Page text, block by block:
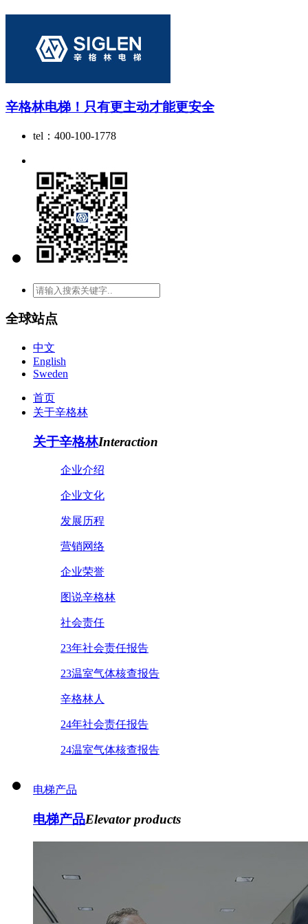
辛格林电梯！只有更主动才能更安全
tel：400-100-1778
全球站点
中文
English
Sweden
首页
关于辛格林
关于辛格林Interaction
企业介绍
企业文化
发展历程
营销网络
企业荣誉
图说辛格林
社会责任
23年社会责任报告
23温室气体核查报告
辛格林人
24年社会责任报告
24温室气体核查报告
电梯产品
电梯产品Elevator products